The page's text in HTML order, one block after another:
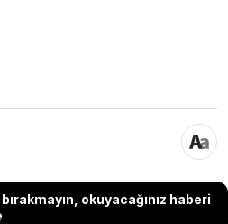
okuyacağınız haberi